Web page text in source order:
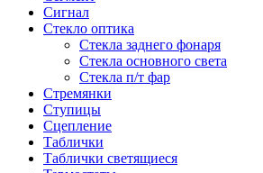
Сигнал
Стекло оптика
Стекла заднего фонаря
Стекла основного света
Стекла п/т фар
Стремянки
Ступицы
Сцепление
Таблички
Таблички светящиеся